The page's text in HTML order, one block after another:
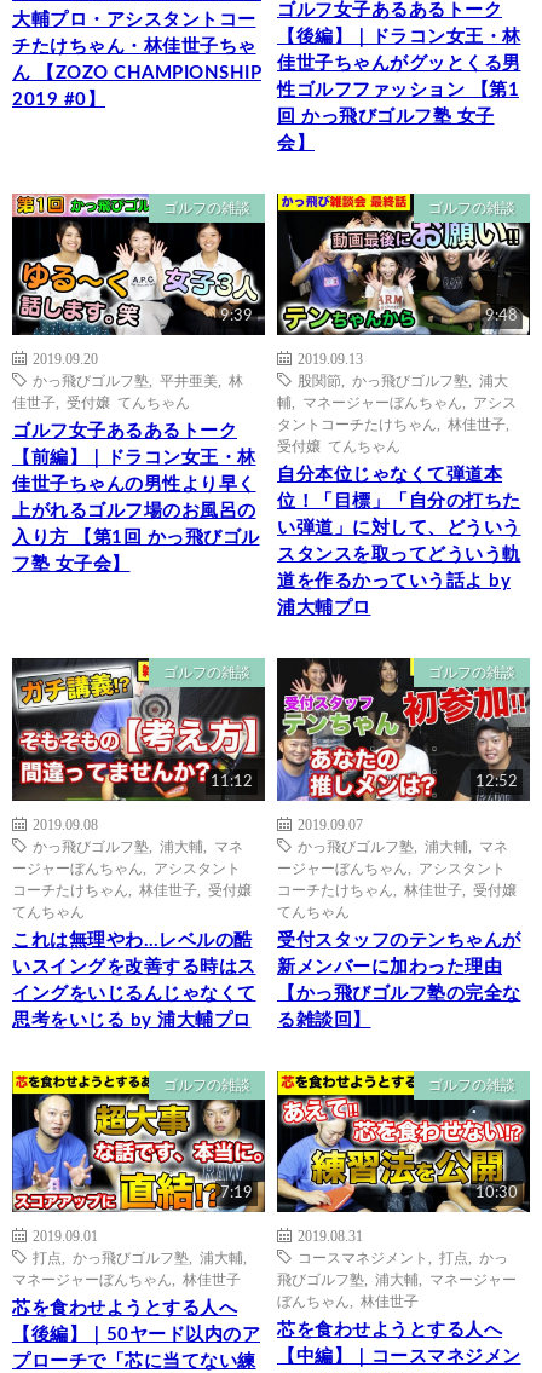
大輔プロ・アシスタントコー
チたけちゃん・林佳世子ちゃ
ん 【ZOZO CHAMPIONSHIP
2019 #0】
ゴルフ女子あるあるトーク
【後編】｜ドラコン女王・林
佳世子ちゃんがグッとくる男
性ゴルフファッション 【第1
回 かっ飛びゴルフ塾 女子
会】
ゴルフの雑談
9:39
2019.09.20
かっ飛びゴルフ塾
平井亜美
林
佳世子
受付嬢 てんちゃん
ゴルフ女子あるあるトーク
【前編】｜ドラコン女王・林
佳世子ちゃんの男性より早く
上がれるゴルフ場のお風呂の
入り方 【第1回 かっ飛びゴル
フ塾 女子会】
ゴルフの雑談
9:48
2019.09.13
股関節
かっ飛びゴルフ塾
浦大
輔
マネージャーぼんちゃん
アシス
タントコーチたけちゃん
林佳世子
受付嬢 てんちゃん
自分本位じゃなくて弾道本
位！「目標」「自分の打ちた
い弾道」に対して、どういう
スタンスを取ってどういう軌
道を作るかっていう話よ by
浦大輔プロ
ゴルフの雑談
11:12
2019.09.08
かっ飛びゴルフ塾
浦大輔
マネ
ージャーぼんちゃん
アシスタント
コーチたけちゃん
林佳世子
受付嬢
てんちゃん
これは無理やわ…レベルの酷
いスイングを改善する時はス
イングをいじるんじゃなくて
思考をいじる by 浦大輔プロ
ゴルフの雑談
12:52
2019.09.07
かっ飛びゴルフ塾
浦大輔
マネ
ージャーぼんちゃん
アシスタント
コーチたけちゃん
林佳世子
受付嬢
てんちゃん
受付スタッフのテンちゃんが
新メンバーに加わった理由
【かっ飛びゴルフ塾の完全な
る雑談回】
ゴルフの雑談
7:19
2019.09.01
打点
かっ飛びゴルフ塾 浦大輔
マネージャーぼんちゃん
林佳世子
芯を食わせようとする人へ
【後編】｜50ヤード以内のア
プローチで「芯に当てない練
ゴルフの雑談
10:30
2019.08.31
コースマネジメント
打点
かっ
飛びゴルフ塾
浦大輔
マネージャー
ぼんちゃん
林佳世子
芯を食わせようとする人へ
【中編】｜コースマネジメン